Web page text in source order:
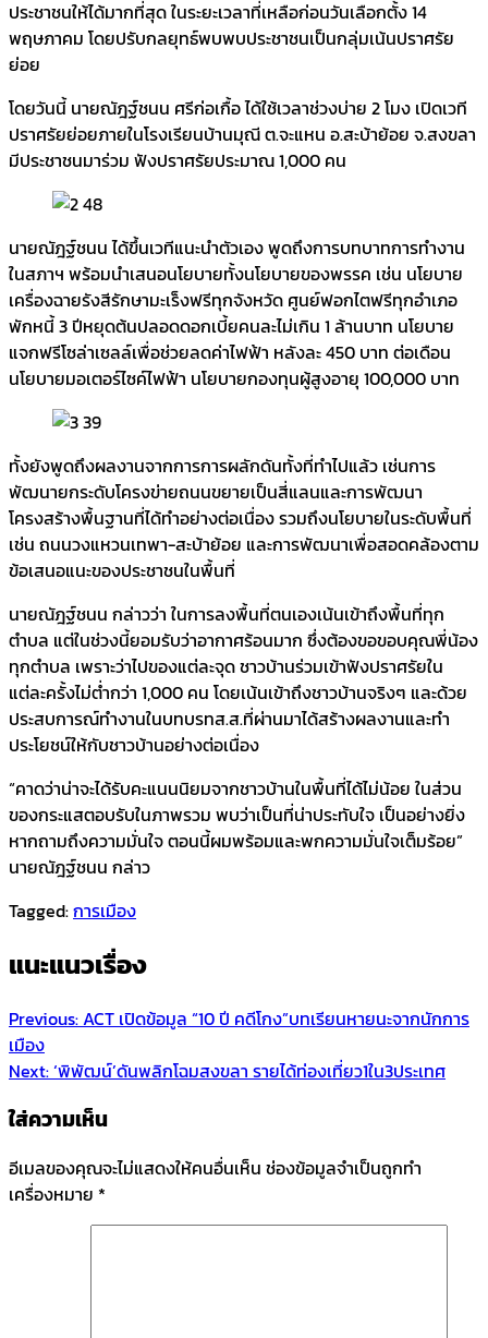
ประชาชนให้ได้มากที่สุด ในระยะเวลาที่เหลือก่อนวันเลือกตั้ง 14
พฤษภาคม โดยปรับกลยุทธ์พบพบประชาชนเป็นกลุ่มเน้นปราศรัย
ย่อย
โดยวันนี้ นายณัฎฐ์ชนน ศรีก่อเกื้อ ได้ใช้เวลาช่วงบ่าย 2 โมง เปิดเวที
ปราศรัยย่อยภายในโรงเรียนบ้านมุณี ต.จะแหน อ.สะบ้าย้อย จ.สงขลา
มีประชาชนมาร่วม ฟังปราศรัยประมาณ 1,000 คน
นายณัฎฐ์ชนน ได้ขึ้นเวทีแนะนำตัวเอง พูดถึงการบทบาทการทำงาน
ในสภาฯ พร้อมนำเสนอนโยบายทั้งนโยบายของพรรค เช่น นโยบาย
เครื่องฉายรังสีรักษามะเร็งฟรีทุกจังหวัด ศูนย์ฟอกไตฟรีทุกอำเภอ
พักหนี้ 3 ปีหยุดต้นปลอดดอกเบี้ยคนละไม่เกิน 1 ล้านบาท นโยบาย
แจกฟรีโซล่าเซลล์เพื่อช่วยลดค่าไฟฟ้า หลังละ 450 บาท ต่อเดือน
นโยบายมอเตอร์ไซค์ไฟฟ้า นโยบายกองทุนผู้สูงอายุ 100,000 บาท
ทั้งยังพูดถึงผลงานจากการการผลักดันทั้งที่ทำไปแล้ว เช่นการ
พัฒนายกระดับโครงข่ายถนนขยายเป็นสี่แลนและการพัฒนา
โครงสร้างพื้นฐานที่ได้ทำอย่างต่อเนื่อง รวมถึงนโยบายในระดับพื้นที่
เช่น ถนนวงแหวนเทพา-สะบ้าย้อย และการพัฒนาเพื่อสอดคล้องตาม
ข้อเสนอแนะของประชาชนในพื้นที่
นายณัฎฐ์ชนน กล่าวว่า ในการลงพื้นที่ตนเองเน้นเข้าถึงพื้นที่ทุก
ตำบล แต่ในช่วงนี้ยอมรับว่าอากาศร้อนมาก ซึ่งต้องขอขอบคุณพี่น้อง
ทุกตำบล เพราะว่าไปของแต่ละจุด ชาวบ้านร่วมเข้าฟังปราศรัยใน
แต่ละครั้งไม่ต่ำกว่า 1,000 คน โดยเน้นเข้าถึงชาวบ้านจริงๆ และด้วย
ประสบการณ์ทำงานในบทบรทส.ส.ที่ผ่านมาได้สร้างผลงานและทำ
ประโยชน์ให้กับชาวบ้านอย่างต่อเนื่อง
“คาดว่าน่าจะได้รับคะแนนนิยมจากชาวบ้านในพื้นที่ได้ไม่น้อย ในส่วน
ของกระแสตอบรับในภาพรวม พบว่าเป็นที่น่าประทับใจ เป็นอย่างยิ่ง
หากถามถึงความมั่นใจ ตอนนี้ผมพร้อมและพกความมั่นใจเต็มร้อย”
นายณัฎฐ์ชนน กล่าว
Tagged:การเมือง
แนะแนวเรื่อง
Previous:ACT เปิดข้อมูล “10 ปี คดีโกง”บทเรียนหายนะจากนักการ
เมือง
Next:‘พิพัฒน์’ดันพลิกโฉมสงขลา รายได้ท่องเที่ยว1ใน3ประเทศ
ใส่ความเห็น
อีเมลของคุณจะไม่แสดงให้คนอื่นเห็น ช่องข้อมูลจำเป็นถูกทำ
เครื่องหมาย *